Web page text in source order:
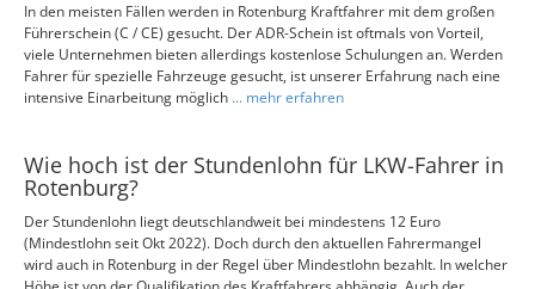
In den meisten Fällen werden in Rotenburg Kraftfahrer mit dem großen
Führerschein (C / CE) gesucht. Der ADR-Schein ist oftmals von Vorteil,
viele Unternehmen bieten allerdings kostenlose Schulungen an. Werden
Fahrer für spezielle Fahrzeuge gesucht, ist unserer Erfahrung nach eine
intensive Einarbeitung möglich ... mehr erfahren
Wie hoch ist der Stundenlohn für LKW-Fahrer in
Rotenburg?
Der Stundenlohn liegt deutschlandweit bei mindestens 12 Euro
(Mindestlohn seit Okt 2022). Doch durch den aktuellen Fahrermangel
wird auch in Rotenburg in der Regel über Mindestlohn bezahlt. In welcher